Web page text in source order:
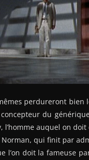
perdureront
du
l’homme auquel on
qui finit par
l’on doit la fameuse